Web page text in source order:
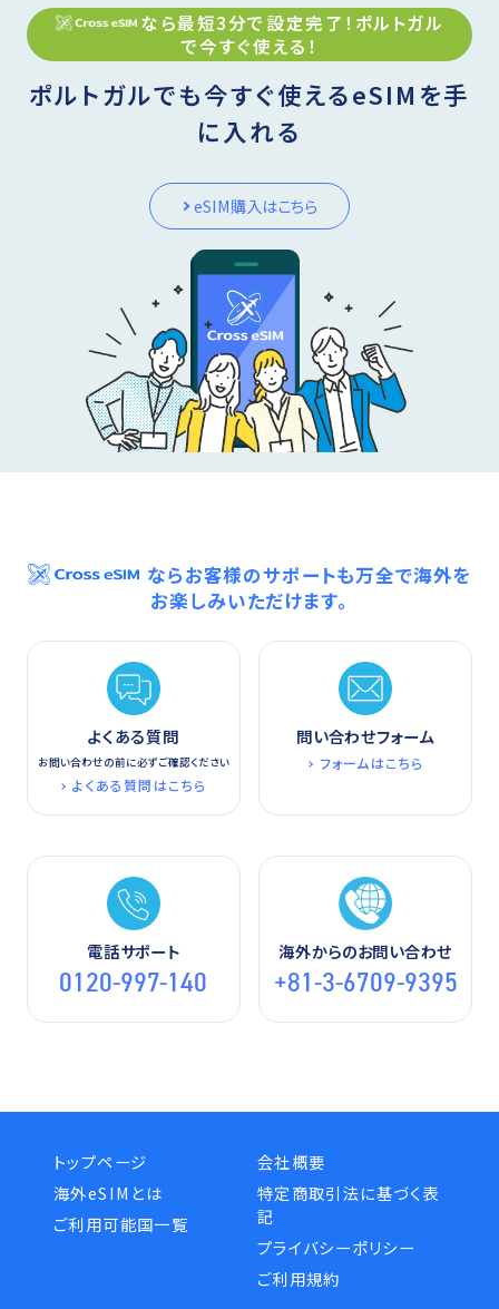
なら最短3分で設定完了！ ポルトガル
で今すぐ使える！
ポルトガルでも今すぐ使えるeSIMを手
に入れる
eSIM購入はこちら
ならお客様のサポートも万全で海外を
お楽しみいただけます。
よくある質問
お問い合わせの前に必ずご確認ください
よくある質問はこちら
問い合わせフォーム
フォームはこちら
電話サポート
0120-997-140
海外からのお問い合わせ
+81-3-6709-9395
トップページ
海外eSIMとは
ご利用可能国一覧
会社概要
特定商取引法に基づく表
記
プライバシーポリシー
ご利用規約